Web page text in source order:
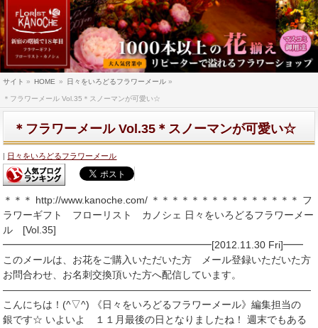
サイト » HOME » 日々をいろどるフラワーメール »
＊フラワーメール Vol.35＊スノーマンが可愛い☆
＊フラワーメール Vol.35＊スノーマンが可愛い☆
日々をいろどるフラワーメール
＊＊＊ http://www.kanoche.com/ ＊＊＊＊＊＊＊＊＊＊＊＊＊＊＊ フ
ラワーギフト フローリスト カノシェ 日々をいろどるフラワーメー
ル [Vol.35]
━━━━━━━━━━━━━━━━━━━━━[2012.11.30 Fri]━━
このメールは、お花をご購入いただいた方 メール登録いただいた方
お問合わせ、お名刺交換頂いた方へ配信しています。
―――――――――――――――――――――――――――――――
こんにちは！(^▽^) 《日々をいろどるフラワーメール》編集担当の
銀です☆ いよいよ １１月最後の日となりましたね！ 週末でもある